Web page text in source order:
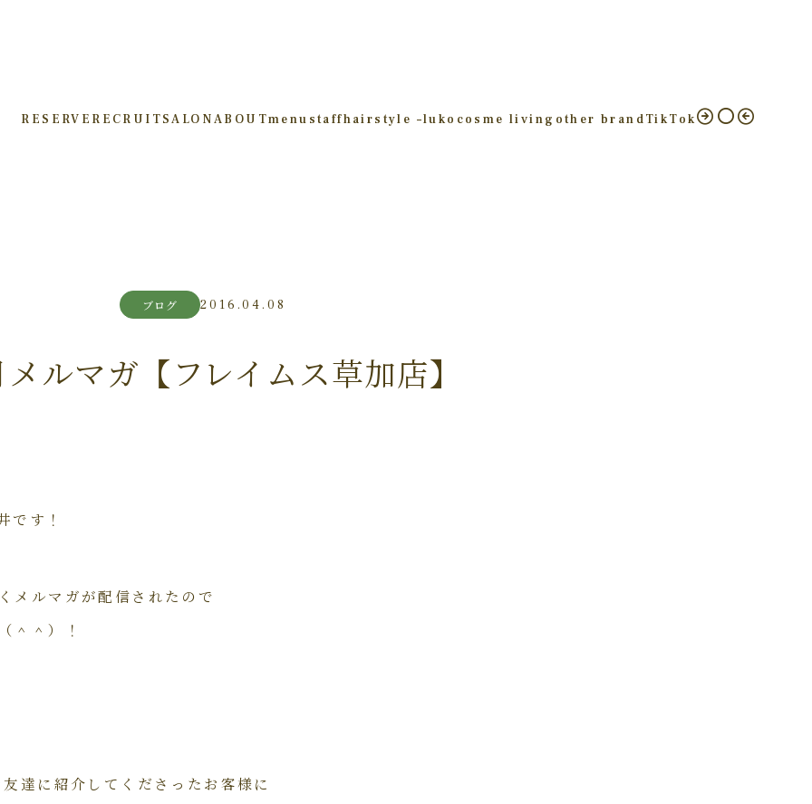
RESERVE RECRUITSALONABOUTmenu staffhairstyle –luko cosme living other brandTikTok
ブログ 2016.04.08
ルマガ【フレイムス草加店】
です！
メルマガが配信されたので
＾＾）！
達に紹介してくださったお客様に